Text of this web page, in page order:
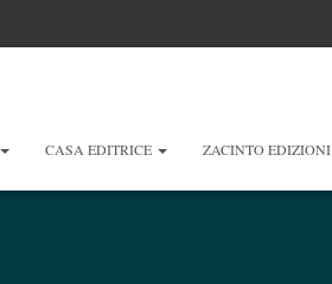
CASA EDITRICE ZACINTO EDIZIONI